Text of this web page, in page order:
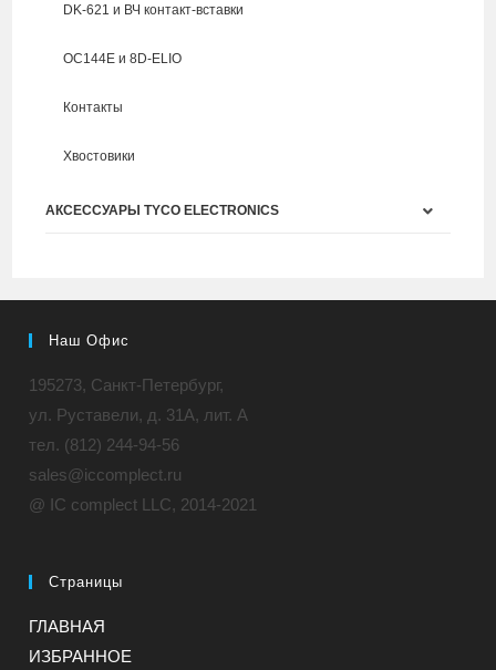
DK-621 и ВЧ контакт-вставки
ОС144Е и 8D-ELIO
Контакты
Хвостовики
АКСЕССУАРЫ TYCO ELECTRONICS
Наш Офис
195273, Санкт-Петербург,
ул. Руставели, д. 31A, лит. А
тел. (812) 244-94-56
sales@iccomplect.ru
@ IC complect LLC, 2014-2021
Страницы
ГЛАВНАЯ
ИЗБРАННОЕ